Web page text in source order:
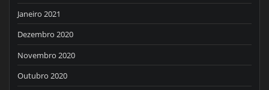
Janeiro 2021
Dezembro 2020
Novembro 2020
Outubro 2020